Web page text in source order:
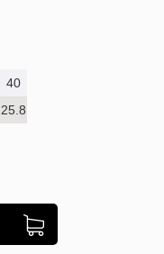
40
25.8